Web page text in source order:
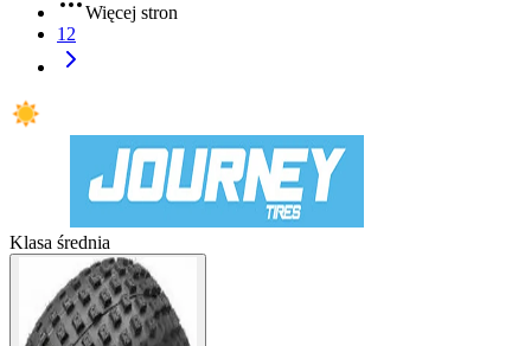
Więcej stron
12
Klasa średnia